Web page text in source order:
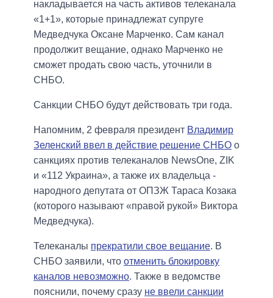
накладывается на часть активов телеканала
«1+1», которые принадлежат супруге
Медведчука Оксане Марченко. Сам канал
продолжит вещание, однако Марченко не
сможет продать свою часть, уточнили в
СНБО.
Санкции СНБО будут действовать три года.
Напомним, 2 февраля президент Владимир
Зеленский ввел в действие решение СНБО о
санкциях против телеканалов NewsOne, ZIK
и «112 Украина», а также их владельца -
народного депутата от ОПЗЖ Тараса Козака
(которого называют «правой рукой» Виктора
Медведчука).
Телеканалы прекратили свое вещание. В
СНБО заявили, что отменить блокировку
каналов невозможно. Также в ведомстве
пояснили, почему сразу не ввели санкции